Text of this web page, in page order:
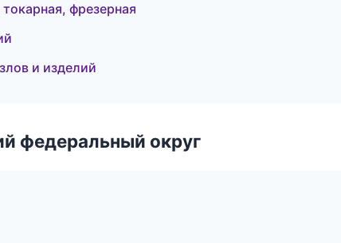
фрезерная
и изделий
федеральный округ